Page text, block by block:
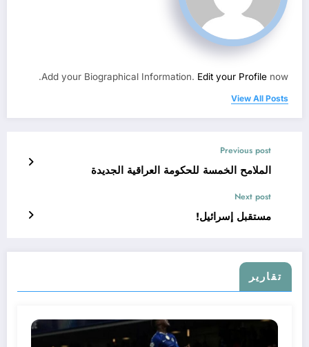
Add your Biographical Information. Edit your Profile now.
View All Posts
Previous post
الملامح الخمسة للحكومة العراقية الجديدة
Next post
مستقبل إسرائيل!
تقارير